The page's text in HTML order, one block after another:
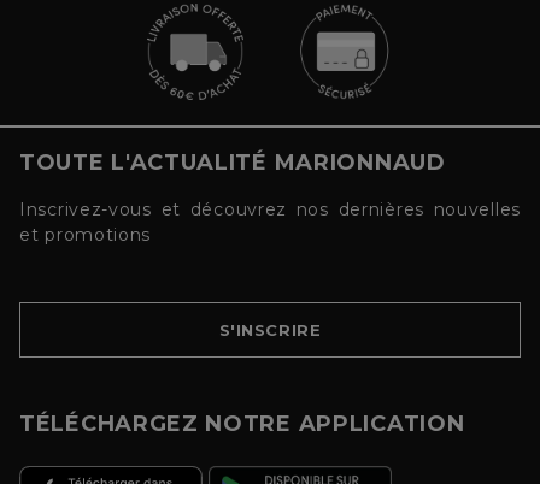
TOUTE L'ACTUALITÉ MARIONNAUD
Inscrivez-vous et découvrez nos dernières nouvelles
et promotions
S'INSCRIRE
TÉLÉCHARGEZ NOTRE APPLICATION